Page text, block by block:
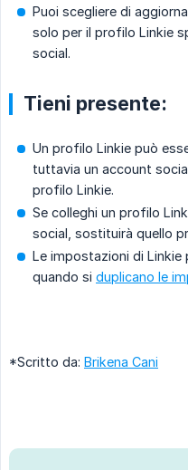
Puoi scegliere di
solo per il profilo Linkie
social.
Tieni presente:
Un profilo Linkie può
tuttavia un account
profilo Linkie.
Se colleghi un profilo
social, sostituirà quello
Le impostazioni di Linkie
quando si duplicano le
*Scritto da: Brikena Cani